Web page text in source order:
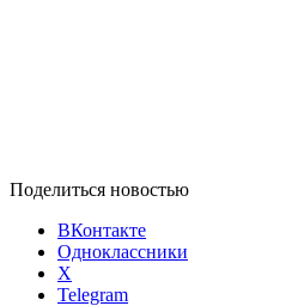
Поделиться новостью
ВКонтакте
Одноклассники
X
Telegram